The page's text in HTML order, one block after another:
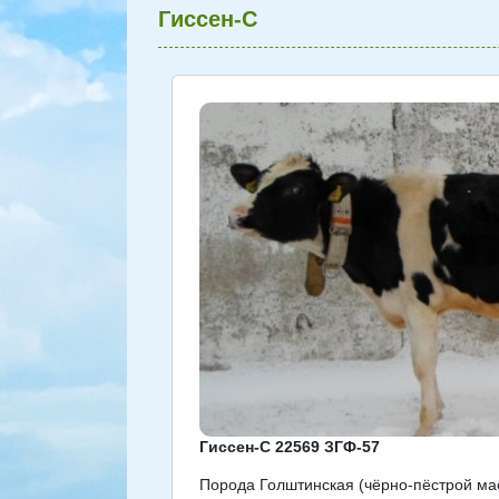
Гиссен-С
Гиссен-С 22569 ЗГФ-57
Порода Голштинская (чёрно-пёстрой